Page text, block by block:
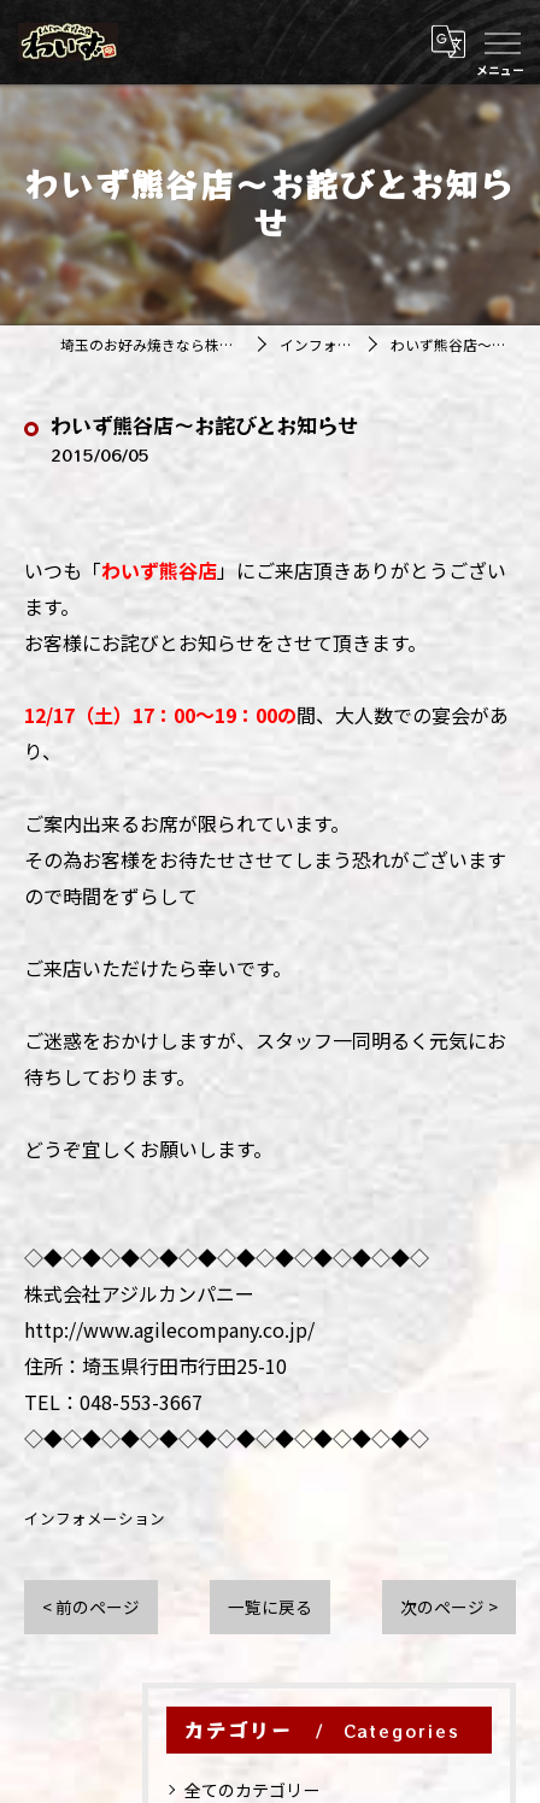
わいず熊谷店～お詫びとお知ら
せ
埼玉のお好み焼きなら株式会社アジルカンパニー インフォメーション わいず熊谷店～お詫びとお知らせ
わいず熊谷店～お詫びとお知らせ
2015/06/05
いつも「わいず熊谷店」にご来店頂きありがとうござい
ます。
お客様にお詫びとお知らせをさせて頂きます。
12/17（土）17：00～19：00の間、 大人数での宴会があ
り、
ご案内出来るお席が限られています。
その為お客様をお待たせさせてしまう恐れがございます
ので時間をずらして
ご来店いただけたら幸いです。
ご迷惑をおかけしますが、 スタッフ一同明るく元気にお
待ちしております。
どうぞ宜しくお願いします。
◇◆◇◆◇◆◇◆◇◆◇◆◇◆◇◆◇◆◇◆◇
株式会社アジルカンパニー
http://www.agilecompany.co.jp/
住所：埼玉県行田市行田25-10
TEL：048-553-3667
◇◆◇◆◇◆◇◆◇◆◇◆◇◆◇◆◇◆◇◆◇
インフォメーション
< 前のページ 一覧に戻る 次のページ >
カテゴリー Categories
全てのカテゴリー